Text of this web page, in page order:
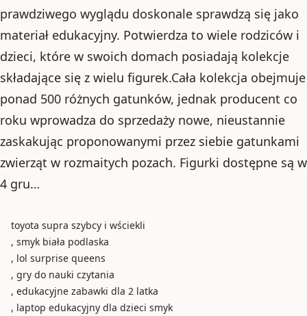
prawdziwego wyglądu doskonale sprawdzą się jako
materiał edukacyjny. Potwierdza to wiele rodziców i
dzieci, które w swoich domach posiadają kolekcje
składające się z wielu figurek.Cała kolekcja obejmuje
ponad 500 różnych gatunków, jednak producent co
roku wprowadza do sprzedaży nowe, nieustannie
zaskakując proponowanymi przez siebie gatunkami
zwierząt w rozmaitych pozach. Figurki dostępne są w
4 gru…
toyota supra szybcy i wściekli
, smyk biała podlaska
, lol surprise queens
, gry do nauki czytania
, edukacyjne zabawki dla 2 latka
, laptop edukacyjny dla dzieci smyk